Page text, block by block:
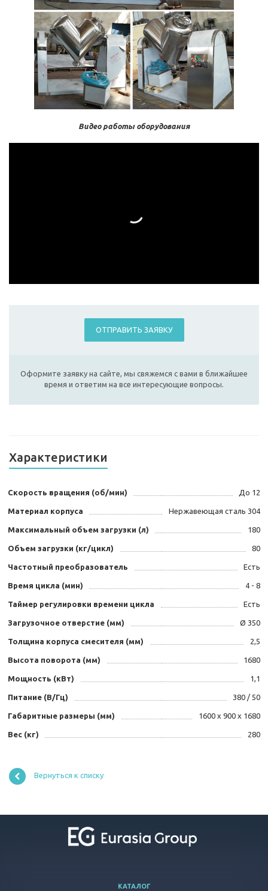
Видео работы оборудования
ОТПРАВИТЬ ЗАЯВКУ
Оформите заявку на сайте, мы свяжемся с вами в ближайшее
время и ответим на все интересующие вопросы.
Характеристики
Скорость вращения (об/мин) До 12
Материал корпуса Нержавеющая сталь 304
Максимальный объем загрузки (л) 180
Объем загрузки (кг/цикл) 80
Частотный преобразователь Есть
Время цикла (мин) 4 - 8
Таймер регулировки времени цикла Есть
Загрузочное отверстие (мм) Ø 350
Толщина корпуса смесителя (мм) 2,5
Высота поворота (мм) 1680
Мощность (кВт) 1,1
Питание (В/Гц) 380 / 50
Габаритные размеры (мм) 1600 x 900 х 1680
Вес (кг) 280
Вернуться к списку
КАТАЛОГ